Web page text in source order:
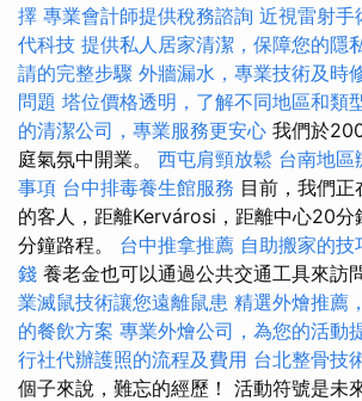
擇 專業會計師提供稅務諮詢 近視雷射手
代科技 提供私人居家清潔，保障您的隱
請的完整步驟 外牆漏水，專業技術及時
問題 塔位價格透明，了解不同地區和類
的清潔公司，專業服務更安心 我們於
庭氣氛中開業。 西屯肩頸放鬆 台南地區
事項 台中排毒養生館服務 目前，我們
的客人，距離Kervárosi，距離中心20分
分鐘路程。 台中推拿推薦 自助搬家的
錢 養老金也可以通過公共交通工具來訪
業滅鼠技術讓您遠離鼠患 精選外燴推薦
的餐飲方案 專業外燴公司，為您的活動
行社代辦護照的流程及費用 台北整骨技
個子來說，難忘的經歷！ 活動符號是未